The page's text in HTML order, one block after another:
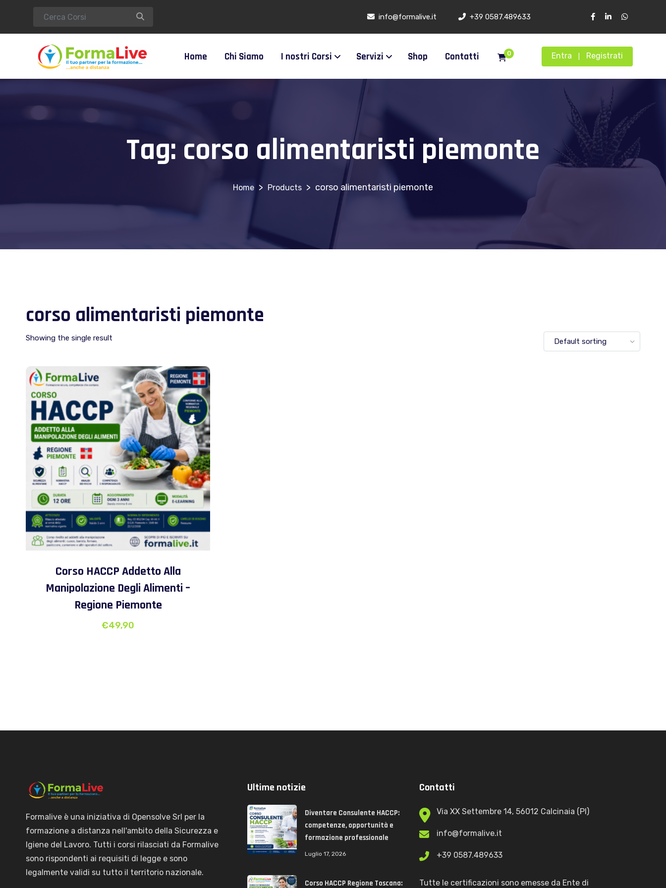
info@formalive.it +39 0587.489633
Home Chi Siamo I nostri Corsi Servizi Shop Contatti 0 Entra Registrati
Tag: corso alimentaristi piemonte
> Products > corso alimentaristi piemonte
corso alimentaristi piemonte
Showing the single result
Corso HACCP Addetto Alla
Manipolazione Degli Alimenti –
Regione Piemonte
€49,90
Formalive è una iniziativa di Opensolve Srl per la
formazione a distanza nell'ambito della Sicurezza e
Igiene del Lavoro. Tutti i corsi rilasciati da Formalive
sono rispondenti ai requisiti di legge e sono
legalmente validi su tutto il territorio nazionale.
Ultime notizie
Diventare Consulente HACCP:
competenze, opportunità e
formazione professionale
Luglio 17, 2026
Corso HACCP Regione Toscana:
Contatti
Via XX Settembre 14, 56012 Calcinaia (PI)
info@formalive.it
+39 0587.489633
Tutte le certificazioni sono emesse da Ente di